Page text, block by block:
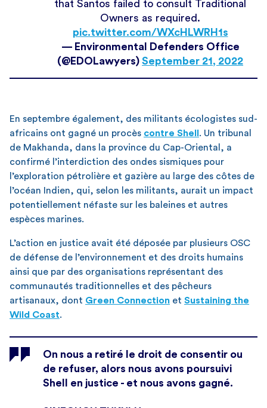
that Santos failed to consult Traditional
Owners as required.
pic.twitter.com/WXcHLWRH1s
— Environmental Defenders Office
(@EDOLawyers) September 21, 2022
En septembre également, des militants écologistes sud-
africains ont gagné un procès contre Shell . Un tribunal
de Makhanda, dans la province du Cap-Oriental, a
confirmé l’interdiction des ondes sismiques pour
l’exploration pétrolière et gazière au large des côtes de
l’océan Indien, qui, selon les militants, aurait un impact
potentiellement néfaste sur les baleines et autres
espèces marines.
L’action en justice avait été déposée par plusieurs OSC
de défense de l’environnement et des droits humains
ainsi que par des organisations représentant des
communautés traditionnelles et des pêcheurs
artisanaux, dont Green Connection et Sustaining the
Wild Coast.
On nous a retiré le droit de consentir ou
de refuser, alors nous avons poursuivi
Shell en justice - et nous avons gagné.